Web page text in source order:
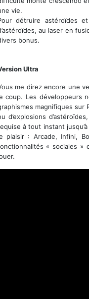
vie.
détruire astéroïdes
au laser en
bonus.
Ultra
me direz encore une
coup. Les développeurs
magnifiques sur
d’explosions
à tout instant
plaisir : Arcade, Infini,
« sociales »